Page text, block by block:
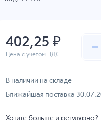
402,25 ₽
Цена с учетом НДС
В наличии на складе
Ближайшая поставка
Хотите больше и регулярно?